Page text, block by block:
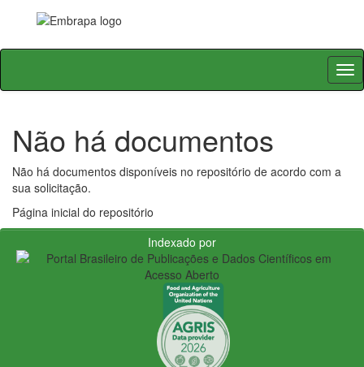
Skip
Não há documentos
Não há documentos disponíveis no repositório de acordo com a
sua solicitação.
Página inicial do repositório
Indexado por